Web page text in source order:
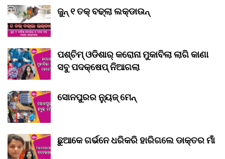
ଜୁନ୍ ୧ ତକ୍ ବଢ୍‌ଲା ଲକ୍‌ଡାଉନ୍‌
ପଶ୍ଚିମ୍ ଓଡିଶାର୍ କରୋନା ମୁକାବିଲା ଲାଗି କାଣା
ସବୁ ପଦକ୍ଷେପ୍ ନିଆଗଲା
ସୋନପୁରର ନ୍ୟୁଜ୍ ମେନ୍
ଛୁଆକେ ଗର୍ଭନେ ଧରିକରି ହାରିଗଲେ ଡାକ୍ତର ମାଁ